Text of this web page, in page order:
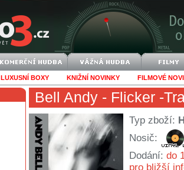
LUXUSNÍ BOXY KNIŽNÍ NOVINKY FILMOVÉ
Bell Andy - Flicker -
Typ zboží:
Nosič:
Dodání: do
pro bližší